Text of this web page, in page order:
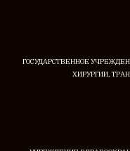
ГОСУДАРСТВЕННОЕ
ХИРУРГИИ,